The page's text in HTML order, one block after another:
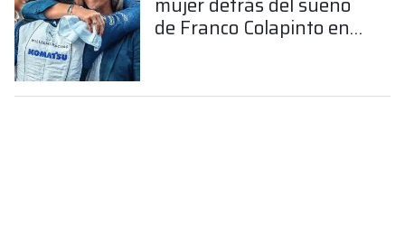
de Franco Colapinto en